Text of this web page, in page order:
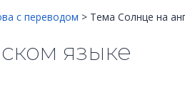
с переводом > Тема Солнце на
языке